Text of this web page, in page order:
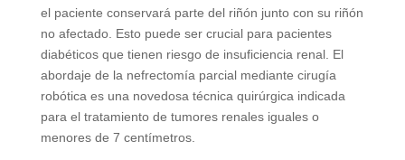
el paciente conservará parte del riñón junto con su riñón
no afectado. Esto puede ser crucial para pacientes
diabéticos que tienen riesgo de insuficiencia renal. El
abordaje de la nefrectomía parcial mediante cirugía
robótica es una novedosa técnica quirúrgica indicada
para el tratamiento de tumores renales iguales o
menores de 7 centímetros.